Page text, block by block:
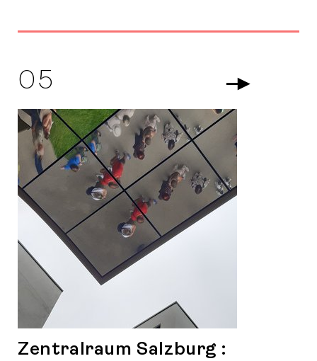
05
Zentralraum Salzburg :
Arrow